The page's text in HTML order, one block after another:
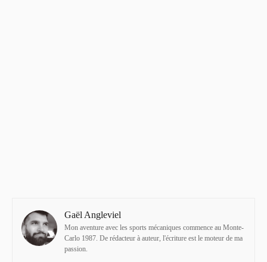
Gaël Angleviel
Mon aventure avec les sports mécaniques commence au Monte-
Carlo 1987. De rédacteur à auteur, l'écriture est le moteur de ma
passion.